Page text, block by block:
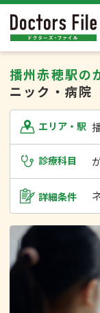
播州赤穂駅の
ニック・病院
エリア・駅
診療科目
詳細条件